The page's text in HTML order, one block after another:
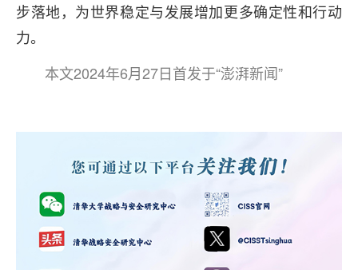
步落地，为世界稳定与发展增加更多确定性和行动
力。
本文2024年6月27日首发于“澎湃新闻”